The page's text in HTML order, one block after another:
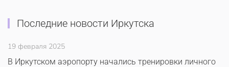
Последние новости Иркутска
19 февраля 2025
В Иркутском аэропорту начались тренировки личного